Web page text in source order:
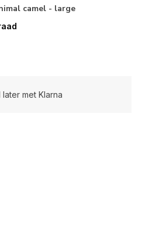
camel - large
later met Klarna